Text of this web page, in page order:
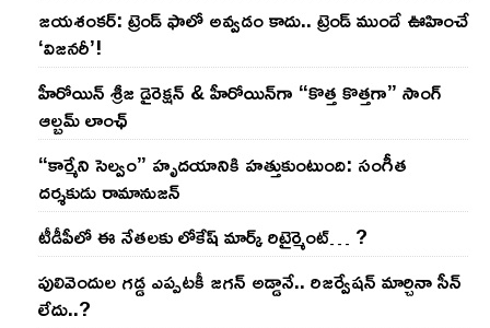
జయశంకర్: ట్రెండ్‌ ఫాలో అవ్వడం కాదు.. ట్రెండ్‌ ముందే ఊహించే
‘విజనరీ’!
హీరోయిన్ శ్రీజ డైరెక్ష‌న్ & హీరోయిన్‌గా “కొత్త కొత్తగా” సాంగ్
ఆల్బమ్ లాంఛ్
“కార్మేని సెల్వం” హృదయానికి హత్తుకుంటుంది: సంగీత
దర్శకుడు రామానుజన్
టీడీపీలో ఈ నేత‌ల‌కు లోకేష్ మార్క్ రిటైర్మెంట్‌… ?
పులివెందుల గ‌డ్డ ఎప్ప‌ట‌కీ జ‌గ‌న్ అడ్డానే.. రిజ‌ర్వేష‌న్ మార్చినా సీన్
లేదు..?